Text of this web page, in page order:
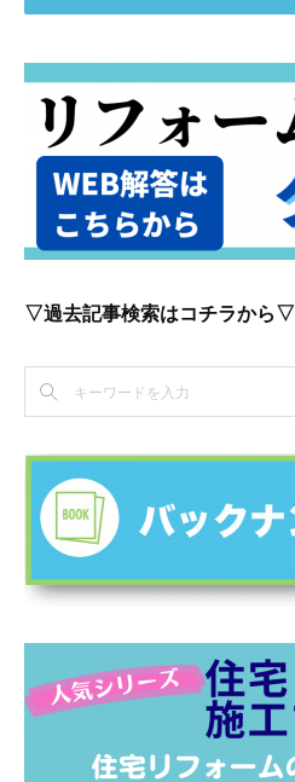
▽過去記事検索はコチラから▽